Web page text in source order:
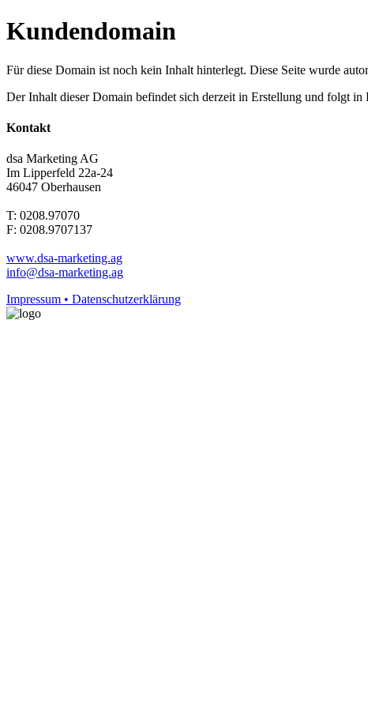
Kundendomain
Für diese Domain ist noch kein Inhalt hinterlegt. Diese Seite wurde
Der Inhalt dieser Domain befindet sich derzeit in Erstellung und folgt
Kontakt
dsa Marketing AG
Im Lipperfeld 22a-24
46047 Oberhausen
T: 0208.97070
F: 0208.9707137
www.dsa-marketing.ag
info@dsa-marketing.ag
Impressum • Datenschutzerklärung